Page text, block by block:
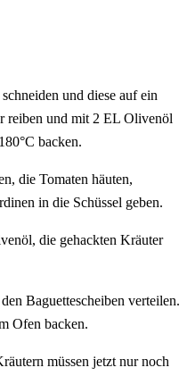
und diese auf ein
reiben und mit 2 EL Olivenöl
backen.
die Tomaten häuten,
in die Schüssel geben.
die gehackten Kräuter
Baguettescheiben verteilen.
Ofen backen.
müssen jetzt nur noch